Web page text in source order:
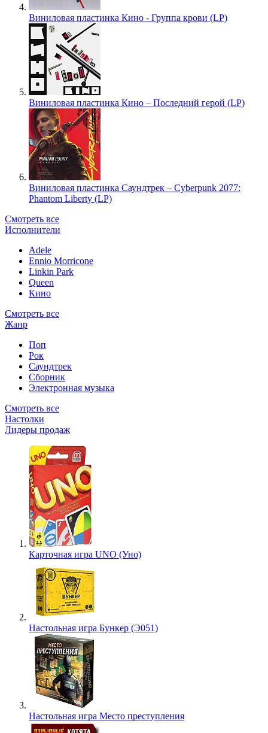
Виниловая пластинка Кино - Группа крови (LP)
Виниловая пластинка Кино – Последний герой (LP)
Виниловая пластинка Саундтрек – Cyberpunk 2077:
Phantom Liberty (LP)
Смотреть все
Исполнители
Adele
Ennio Morricone
Linkin Park
Queen
Кино
Смотреть все
Жанр
Поп
Рок
Саундтрек
Сборник
Электронная музыка
Смотреть все
Настолки
Лидеры продаж
Карточная игра UNO (Уно)
Настольная игра Бункер (Э051)
Настольная игра Место преступления